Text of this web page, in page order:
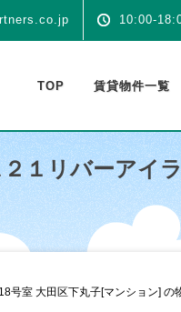
10:00-
TOP 賃貸物件一覧
１リバーアイ
号室 大田区下丸子[マンション] の